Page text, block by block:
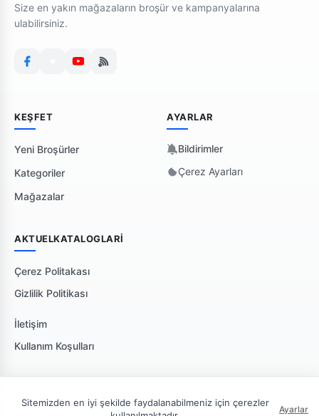
Size en yakın mağazaların broşür ve kampanyalarına
ulabilirsiniz.
KEŞFET
Yeni Broşürler
Kategoriler
Mağazalar
AYARLAR
Bildirimler
Çerez Ayarları
AKTUELKATALOGLARI
Çerez Politakası
Gizlilik Politikası
İletişim
Kullanım Koşulları
Sitemizden en iyi şekilde faydalanabilmeniz için çerezler
Ayarlar